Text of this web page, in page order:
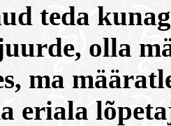
teda
olla
ma
eriala